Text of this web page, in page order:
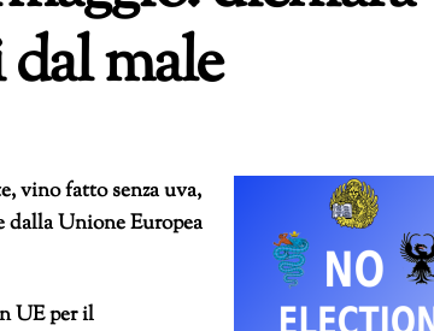
male
vino fatto senza uva,
dalla Unione Europea
UE per il